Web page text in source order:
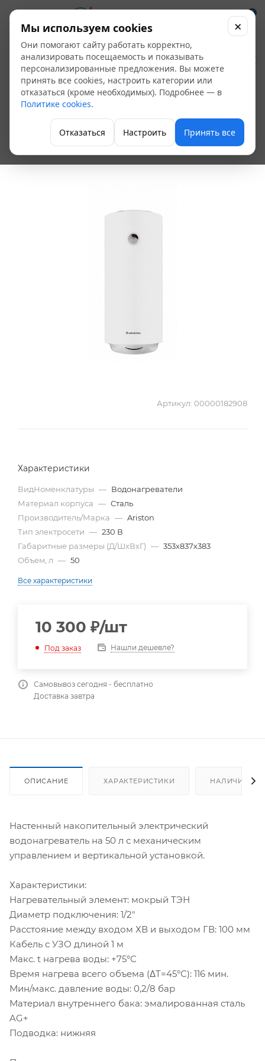
0
Водонагреватель
электрический
накопительный 50 л
Ariston PRO R SLIM
Накопительные
Артикул: 00000182908
Характеристики
ВидНоменклатуры — Водонагреватели
Материал корпуса — Сталь
Производитель/Марка — Ariston
Тип электросети — 230 В
Габаритные размеры (Д/ШхВхГ) — 353х837х383
Объем, л — 50
Все характеристики
10 300 ₽/шт
Под заказ Нашли дешевле?
Самовывоз сегодня - бесплатно
Доставка завтра
ОПИСАНИЕ ХАРАКТЕРИСТИКИ НАЛИЧИЕ
Настенный накопительный электрический
водонагреватель на 50 л с механическим
управлением и вертикальной установкой.
Характеристики:
Нагревательный элемент: мокрый ТЭН
Диаметр подключения: 1/2"
Расстояние между входом ХВ и выходом ГВ: 100 мм
Кабель с УЗО длиной 1 м
Макс. t нагрева воды: +75°С
Время нагрева всего объема (ΔT=45°С): 116 мин.
Мин/макс. давление воды: 0,2/8 бар
Материал внутреннего бака: эмалированная сталь
AG+
Подводка: нижняя
Мы используем cookies
Они помогают сайту работать корректно,
анализировать посещаемость и показывать
персонализированные предложения. Вы можете
принять все cookies, настроить категории или
отказаться (кроме необходимых). Подробнее — в
Политике cookies.
Отказаться Настроить Принять все
×